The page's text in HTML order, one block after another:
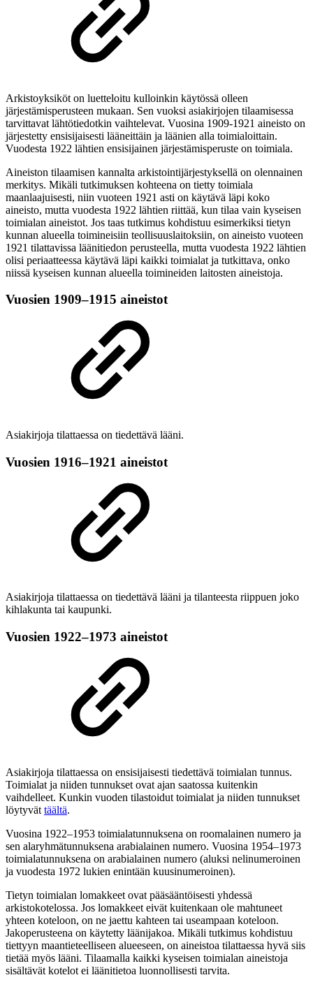
Arkistoyksiköt on luetteloitu kulloinkin käytössä olleen
järjestämisperusteen mukaan. Sen vuoksi asiakirjojen tilaamisessa
tarvittavat lähtötiedotkin vaihtelevat. Vuosina 1909-1921 aineisto on
järjestetty ensisijaisesti lääneittäin ja läänien alla toimialoittain.
Vuodesta 1922 lähtien ensisijainen järjestämisperuste on toimiala.
Aineiston tilaamisen kannalta arkistointijärjestyksellä on olennainen
merkitys. Mikäli tutkimuksen kohteena on tietty toimiala
maanlaajuisesti, niin vuoteen 1921 asti on käytävä läpi koko
aineisto, mutta vuodesta 1922 lähtien riittää, kun tilaa vain kyseisen
toimialan aineistot. Jos taas tutkimus kohdistuu esimerkiksi tietyn
kunnan alueella toimineisiin teollisuuslaitoksiin, on aineisto vuoteen
1921 tilattavissa läänitiedon perusteella, mutta vuodesta 1922 lähtien
olisi periaatteessa käytävä läpi kaikki toimialat ja tutkittava, onko
niissä kyseisen kunnan alueella toimineiden laitosten aineistoja.
Vuosien 1909–1915 aineistot
Asiakirjoja tilattaessa on tiedettävä lääni.
Vuosien 1916–1921 aineistot
Asiakirjoja tilattaessa on tiedettävä lääni ja tilanteesta riippuen joko
kihlakunta tai kaupunki.
Vuosien 1922–1973 aineistot
Asiakirjoja tilattaessa on ensisijaisesti tiedettävä toimialan tunnus.
Toimialat ja niiden tunnukset ovat ajan saatossa kuitenkin
vaihdelleet. Kunkin vuoden tilastoidut toimialat ja niiden tunnukset
löytyvät täältä.
Vuosina 1922–1953 toimialatunnuksena on roomalainen numero ja
sen alaryhmätunnuksena arabialainen numero. Vuosina 1954–1973
toimialatunnuksena on arabialainen numero (aluksi nelinumeroinen
ja vuodesta 1972 lukien enintään kuusinumeroinen).
Tietyn toimialan lomakkeet ovat pääsääntöisesti yhdessä
arkistokotelossa. Jos lomakkeet eivät kuitenkaan ole mahtuneet
yhteen koteloon, on ne jaettu kahteen tai useampaan koteloon.
Jakoperusteena on käytetty läänijakoa. Mikäli tutkimus kohdistuu
tiettyyn maantieteelliseen alueeseen, on aineistoa tilattaessa hyvä siis
tietää myös lääni. Tilaamalla kaikki kyseisen toimialan aineistoja
sisältävät kotelot ei läänitietoa luonnollisesti tarvita.